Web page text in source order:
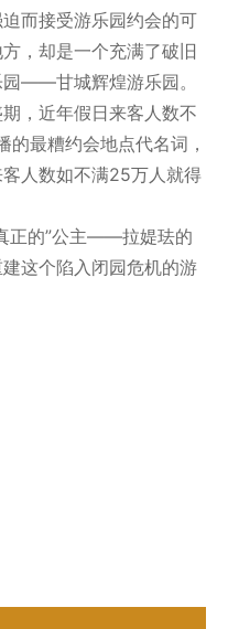
而接受游乐园约会的可
，却是一个充满了破旧
——甘城辉煌游乐园。
，近年假日来客人数不
最糟约会地点代名词，
人数如不满25万人就得
正的”公主——拉媞珐的
这个陷入闭园危机的游